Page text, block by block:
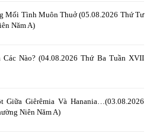
Mối Tình Muôn Thuở (05.08.2026 Thứ Tư
Năm A)
Nào? (04.08.2026 Thứ Ba Tuần XVII
Giữa Giêrêmia Và Hanania…(03.08.2026
Niên Năm A)